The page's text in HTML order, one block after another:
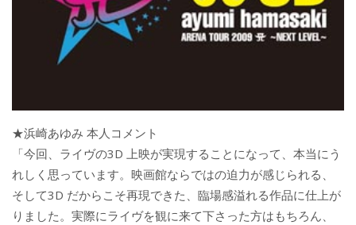
★浜崎あゆみ 本人コメント
「今回、ライヴの3D 上映が実現することになって、本当にう
れしく思っています。映画館ならではの迫力が感じられる、
そして3D だからこそ再現できた、臨場感溢れる作品に仕上が
りました。実際にライヴを観に来て下さった方はもちろん、